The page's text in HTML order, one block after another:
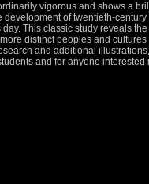
vigorous and shows a
of twentieth-century
This classic study reveals the
distinct peoples and cultures
and additional
and for anyone interested